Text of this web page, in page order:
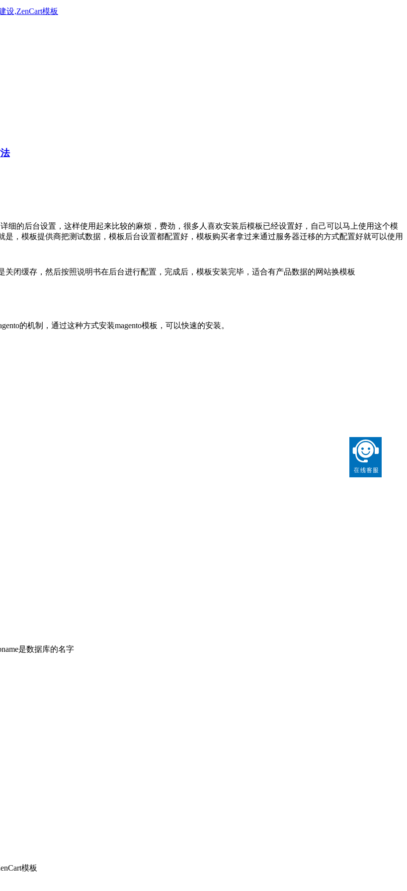
细的后台设置，这样使用起来比较的麻烦，费劲，很多人喜欢安装后模板已经设置好，自己可以马上使用这个模
，模板提供商把测试数据，模板后台设置都配置好，模板购买者拿过来通过服务器迁移的方式配置好就可以使用
闭缓存，然后按照说明书在后台进行配置，完成后，模板安装完毕，适合有产品数据的网站换模板
的机制，通过这种方式安装magento模板，可以快速的安装。
是数据库的名字
模板